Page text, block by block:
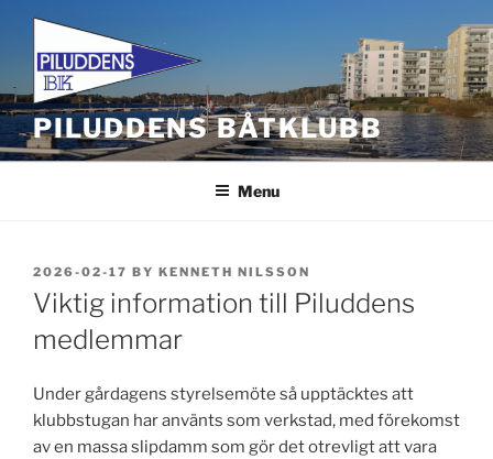
content
PILUDDENS BÅTKLUBB
Menu
POSTED
ON
2026-02-17 BY KENNETH NILSSON
Viktig information till Piluddens
medlemmar
Under gårdagens styrelsemöte så upptäcktes att
klubbstugan har använts som verkstad, med förekomst
av en massa slipdamm som gör det otrevligt att vara